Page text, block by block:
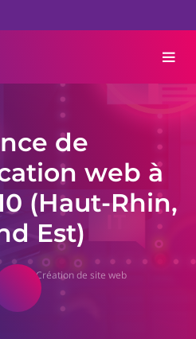
de
web à
(Haut-Rhin,
Est)
Création de site web